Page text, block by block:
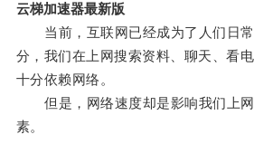
云梯加速器最新版
当前，互联网已经成为了人们日常
分，我们在上网搜索资料、聊天、看
十分依赖网络。
但是，网络速度却是影响我们上网
素。